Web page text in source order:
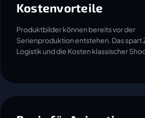
Kostenvorteile
Produktbilder können bereits vor der
Serienproduktion entstehen. Das spart
Logistik und die Kosten klassischer